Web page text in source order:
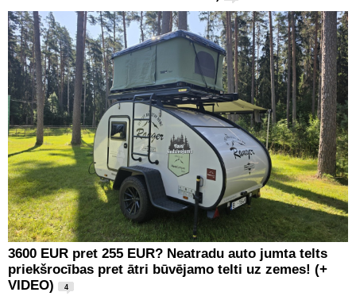
3600 EUR pret 255 EUR? Neatradu auto jumta telts
priekšrocības pret ātri būvējamo telti uz zemes! (+
VIDEO)
4